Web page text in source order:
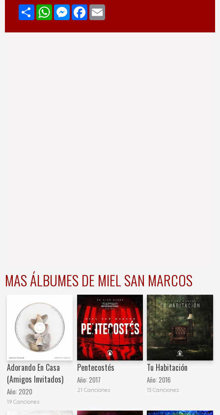
Compartir
WhatsAppMessenger
Facebook
MAS ÁLBUMES DE MIEL SAN MARCOS
Adorando En Casa
(Amigos Invitados)
Año:2020
19 Canciones
Pentecostés
Año: 2017
21 Canciones
Tu Habitación
Año:2016
13 Canciones